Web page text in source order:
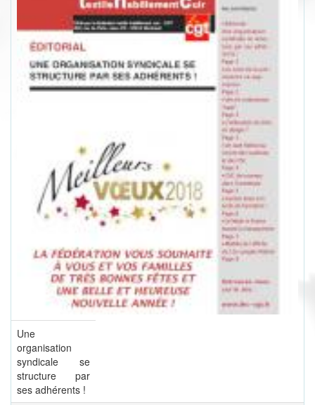
Une
organisation
syndicale se
structure par
ses adhérents !